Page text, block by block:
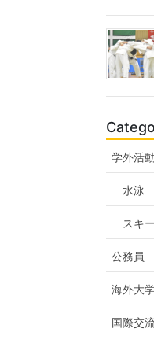
学外活動
水泳
スキー
公務員
海外大
国際交